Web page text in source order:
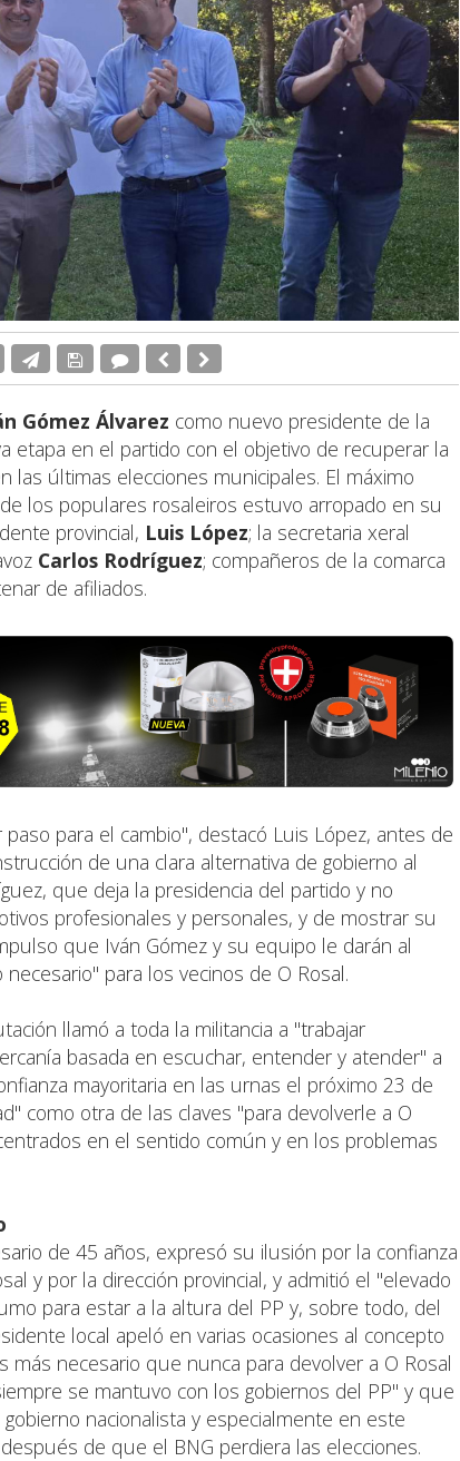
Gómez Álvarez como nuevo presidente de la
etapa en el partido con el objetivo de recuperar la
las últimas elecciones municipales. El máximo
los populares rosaleiros estuvo arropado en su
provincial, Luis López; la secretaria xeral
Carlos Rodríguez; compañeros de la comarca
de afiliados.
para el cambio", destacó Luis López, antes de
de una clara alternativa de gobierno al
que deja la presidencia del partido y no
profesionales y personales, y de mostrar su
que Iván Gómez y su equipo le darán al
para los vecinos de O Rosal.
llamó a toda la militancia a "trabajar
basada en escuchar, entender y atender" a
mayoritaria en las urnas el próximo 23 de
como otra de las claves "para devolverle a O
en el sentido común y en los problemas
de 45 años, expresó su ilusión por la confianza
y por la dirección provincial, y admitió el "elevado
para estar a la altura del PP y, sobre todo, del
local apeló en varias ocasiones al concepto
más necesario que nunca para devolver a O Rosal
se mantuvo con los gobiernos del PP" y que
nacionalista y especialmente en este
de que el BNG perdiera las elecciones.